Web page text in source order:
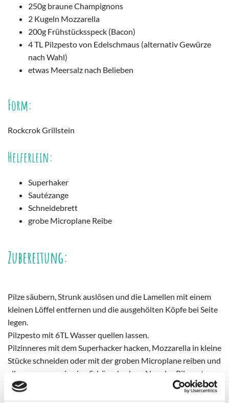
250g braune Champignons
2 Kugeln Mozzarella
200g Frühstücksspeck (Bacon)
4 TL Pilzpesto von Edelschmaus (alternativ Gewürze
nach Wahl)
etwas Meersalz nach Belieben
Form:
Rockcrok Grillstein
Helferlein:
Superhaker
Sautézange
Schneidebrett
grobe Microplane Reibe
Zubereitung:
Pilze säubern, Strunk auslösen und die Lamellen mit einem
kleinen Löffel entfernen und die ausgehölten Köpfe bei Seite
legen.
Pilzpesto mit 6TL Wasser quellen lassen.
Pilzinneres mit dem Superhacker hacken, Mozzarella in kleine
Stücke schneiden oder mit der groben Microplane reiben und
alles zusammen in eine Schüssel geben. Nun das Pilzpesto
und etwas Meersalz unterrühren und die Champignonköpfe
damit füllen.